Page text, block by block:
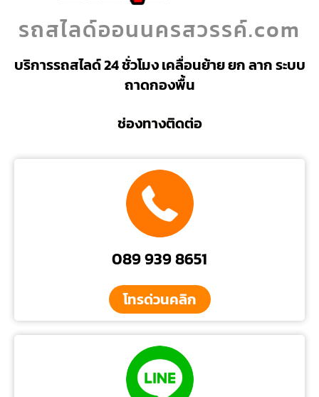
รถสไลด์ออนนครสวรรค์.com
บริการรถสไลด์ 24 ชั่วโมง เคลื่อนย้าย ยก ลาก ระบบ
ถาดกองพื้น
ช่องทางติดต่อ
089 939 8651
โทรด่วนคลิก